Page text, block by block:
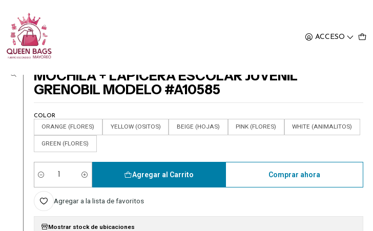
ACCESO
MOCHILA + LAPICERA ESCOLAR JUVENIL GRENOBIL MODELO #A10585
MOCHILA + LAPICERA ESCOLAR JUVENIL
GRENOBIL MODELO #A10585
COLOR
ORANGE (FLORES) YELLOW (OSITOS) BEIGE (HOJAS) PINK (FLORES) WHITE (ANIMALITOS)
GREEN (FLORES)
Cantidad
Agregar al Carrito Comprar ahora
Agregar a la lista de favoritos
Mostrar stock de ubicaciones